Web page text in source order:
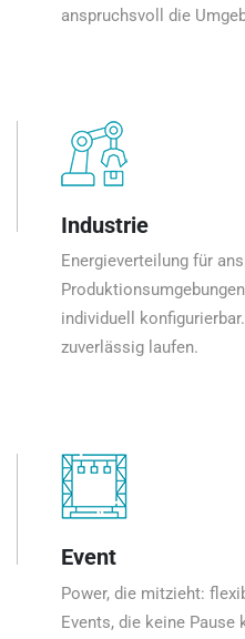
anspruchsvoll die
Industrie
Energieverteilung für
individuell
zuverlässig laufen.
Event
Power, die mitzieht:
Events, die keine Pause